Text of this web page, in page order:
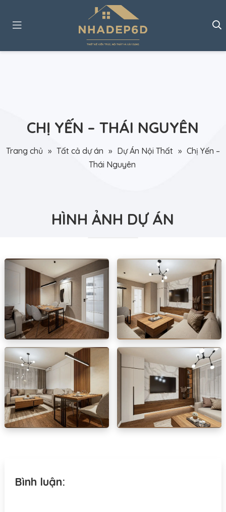
CHỊ YẾN – THÁI NGUYÊN
Trang chủ » Tất cả dự án » Dự Án Nội Thất » Chị Yến –
Thái Nguyên
HÌNH ẢNH DỰ ÁN
Bình luận: